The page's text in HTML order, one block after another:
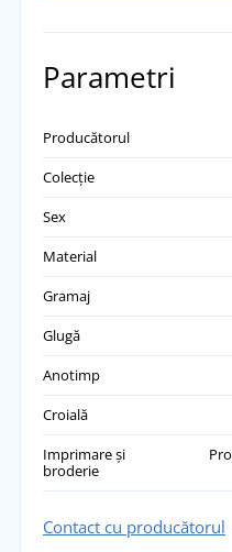
Parametri
Producătorul
Colecție
Sex
Material
Gramaj
Glugă
Anotimp
Croială
Imprimare și
broderie
Contact cu producătorul